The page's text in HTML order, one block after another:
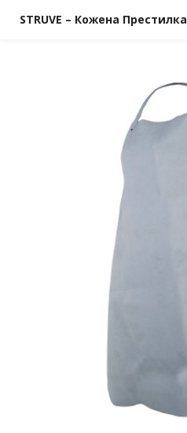
STRUVE – Кожена Престилка